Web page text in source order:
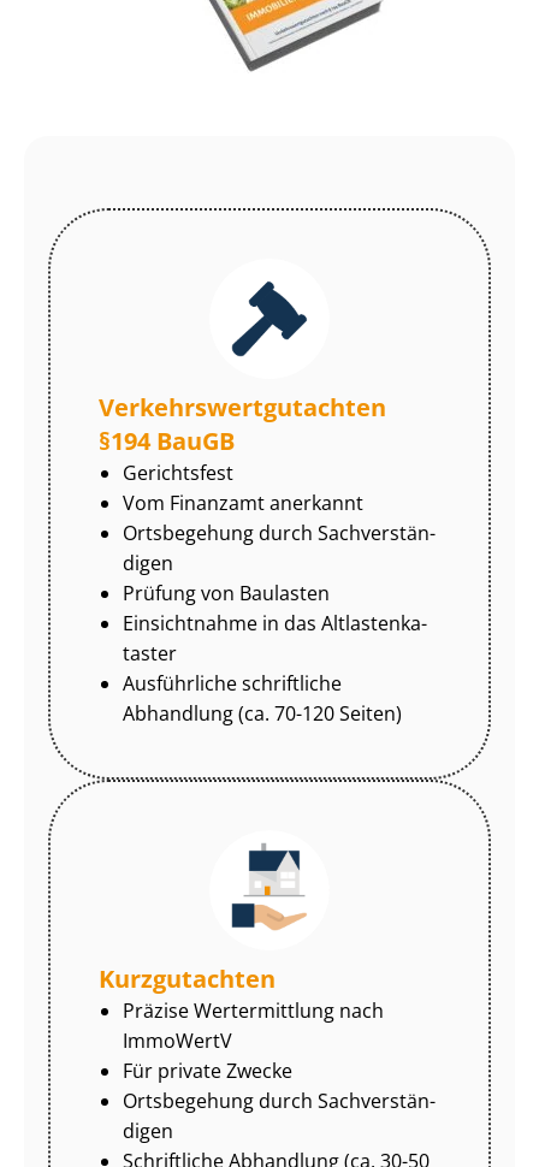
Ver­kehrs­wert­gut­ach­ten
§194 BauGB
Gerichtsfest
Vom Finanzamt anerkannt
Ortsbegehung durch Sach­ver­stän­
di­gen
Prüfung von Baulasten
Einsichtnahme in das Alt­las­ten­ka­
tas­ter
Ausführliche schriftliche
Abhandlung (ca. 70-120 Seiten)
Kurzgutachten
Präzise Wertermittlung nach
ImmoWertV
Für private Zwecke
Ortsbegehung durch Sach­ver­stän­
di­gen
Schriftliche Abhandlung (ca. 30-50